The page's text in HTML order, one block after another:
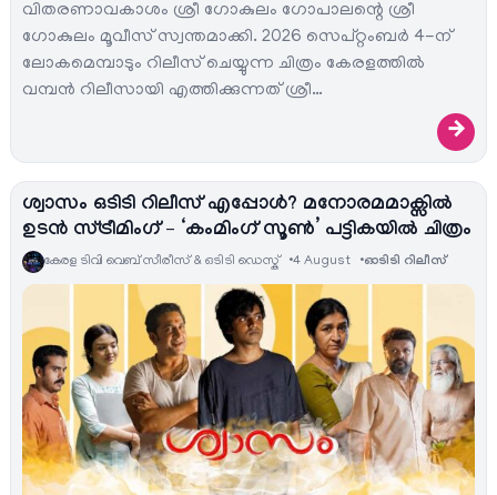
വിതരണാവകാശം ശ്രീ ഗോകുലം ഗോപാലന്റെ ശ്രീ
ഗോകുലം മൂവീസ് സ്വന്തമാക്കി. 2026 സെപ്റ്റംബർ 4-ന്
ലോകമെമ്പാടും റിലീസ് ചെയ്യുന്ന ചിത്രം കേരളത്തിൽ
വമ്പൻ റിലീസായി എത്തിക്കുന്നത് ശ്രീ…
→
ശ്വാസം ഒടിടി റിലീസ് എപ്പോൾ? മനോരമമാക്സിൽ
ഉടൻ സ്ട്രീമിംഗ് – ‘കംമിംഗ് സൂൺ’ പട്ടികയിൽ ചിത്രം
കേരള ടിവി വെബ് സീരീസ് & ഒടിടി ഡെസ്ക് 4 August ഓടിടി റിലീസ്